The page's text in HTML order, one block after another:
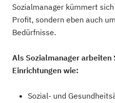
Sozialmanager kümmert
Profit, sondern eben auch
Bedürfnisse.
Als Sozialmanager arbeiten
Einrichtungen wie:
Sozial- und